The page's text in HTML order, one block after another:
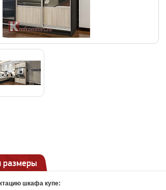
размеры
шкафа купе: